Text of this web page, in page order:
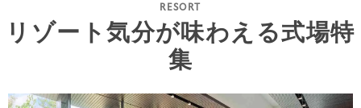
リゾート気分が味わえる式場特
集